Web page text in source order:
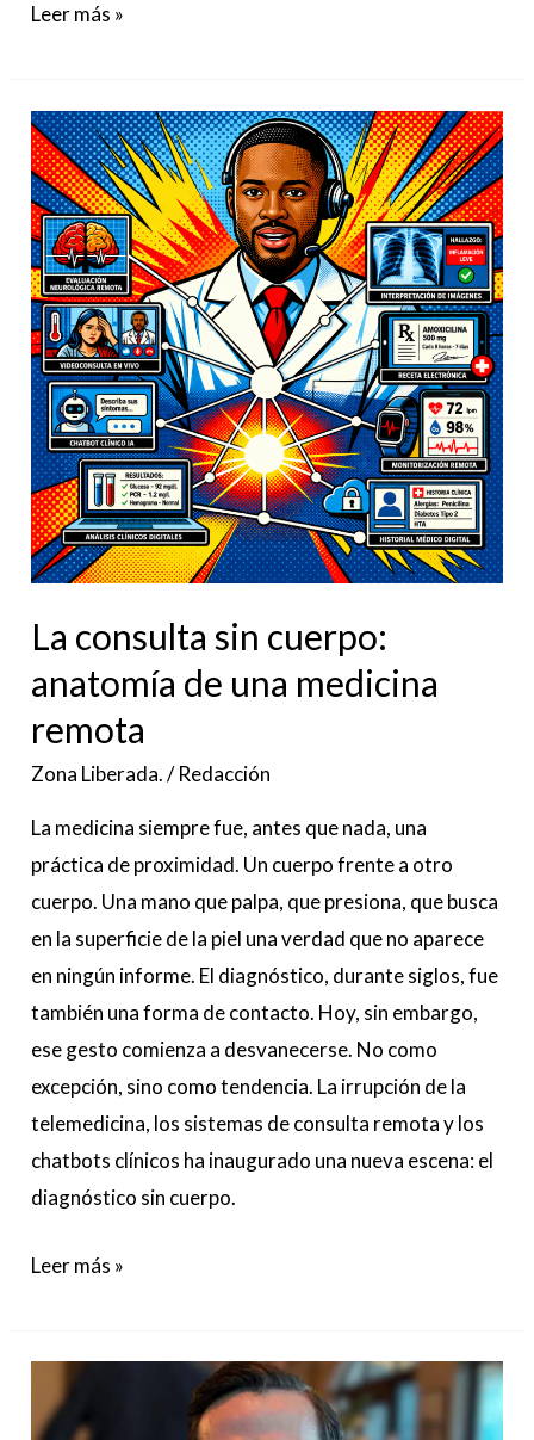
Leer más »
La consulta sin cuerpo:
anatomía de una medicina
remota
Zona Liberada./Redacción
La medicina siempre fue, antes que nada, una
práctica de proximidad. Un cuerpo frente a otro
cuerpo. Una mano que palpa, que presiona, que busca
en la superficie de la piel una verdad que no aparece
en ningún informe. El diagnóstico, durante siglos, fue
también una forma de contacto. Hoy, sin embargo,
ese gesto comienza a desvanecerse. No como
excepción, sino como tendencia. La irrupción de la
telemedicina, los sistemas de consulta remota y los
chatbots clínicos ha inaugurado una nueva escena: el
diagnóstico sin cuerpo.
La
consulta
sin
cuerpo:
anatomía
de
una
medicina
remota
Leer más »
Gavalas